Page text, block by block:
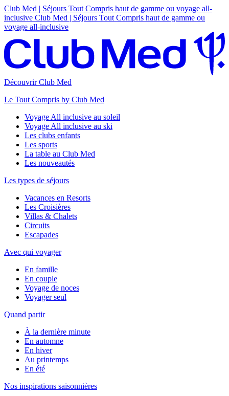
Club Med | Séjours Tout Compris haut de gamme ou voyage all-
inclusive Club Med | Séjours Tout Compris haut de gamme ou
voyage all-inclusive
Découvrir Club Med
Le Tout Compris by Club Med
Voyage All inclusive au soleil
Voyage All inclusive au ski
Les clubs enfants
Les sports
La table au Club Med
Les nouveautés
Les types de séjours
Vacances en Resorts
Les Croisières
Villas & Chalets
Circuits
Escapades
Avec qui voyager
En famille
En couple
Voyage de noces
Voyager seul
Quand partir
À la dernière minute
En automne
En hiver
Au printemps
En été
Nos inspirations saisonnières